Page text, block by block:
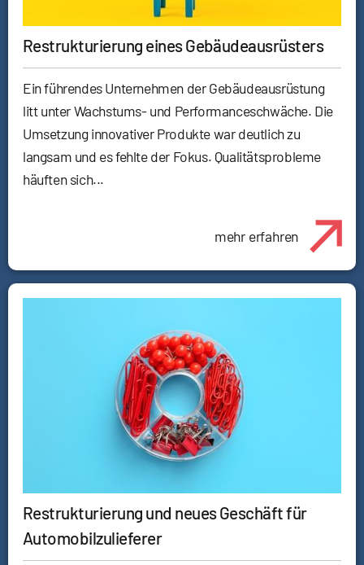
Restrukturierung eines Gebäudeausrüsters
Ein führendes Unternehmen der Gebäudeausrüstung
litt unter Wachstums- und Performanceschwäche. Die
Umsetzung innovativer Produkte war deutlich zu
langsam und es fehlte der Fokus. Qualitätsprobleme
häuften sich...
mehr erfahren
Restrukturierung und neues Geschäft für
Automobilzulieferer